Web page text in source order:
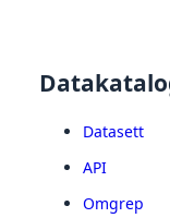
Datasett
API
Omgrep